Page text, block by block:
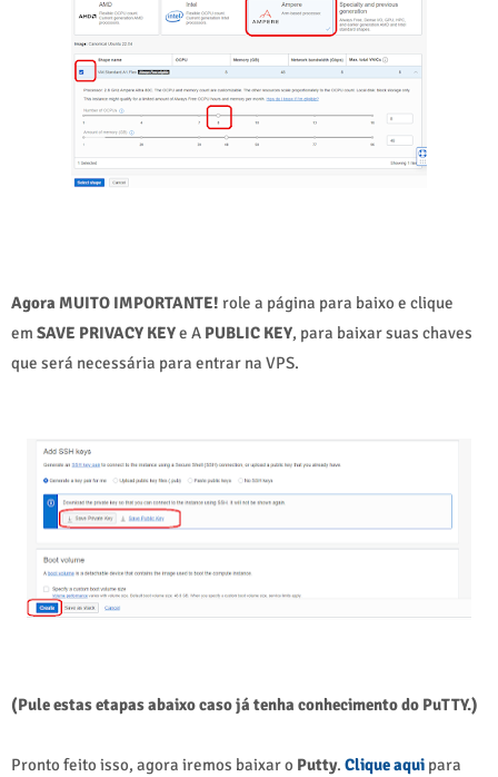
Agora MUITO IMPORTANTE! role a página para baixo e clique
em SAVE PRIVACY KEYe A PUBLIC KEY, para baixar suas chaves
que será necessária para entrar na VPS.
(Pule estas etapas abaixo caso já tenha conhecimento do PuTTY.)
Pronto feito isso, agora iremos baixar o Putty. Clique aqui para